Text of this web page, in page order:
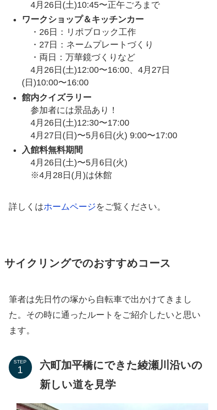
4月26日(土)10:45〜正午ごろまで
ワークショップ＆キッチンカー
・26日：リポブロック工作
・27日：ネームプレートづくり
・両日：万華鏡づくりなど
4月26日(土)12:00〜16:00、4月27日
(日)10:00〜16:00
館内クイズラリー
参加者には景品あり！
4月26日(土)12:30〜17:00
4月27日(日)〜5月6日(火) 9:00〜17:00
入館料無料期間
4月26日(土)〜5月6日(火)
※4月28日(月)は休館
詳しくはホームページをご覧ください。
サイクリングでのおすすめコース
筆者は先日竹の塚から自転車で出かけてきまし
た。その時に通ったルートをご紹介したいと思い
ます。
STEP
六町加平橋にできた綾瀬川沿いの
新しい道を見学